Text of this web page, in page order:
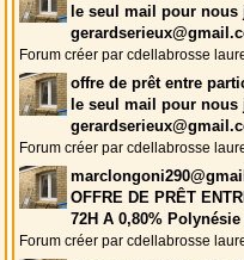
le seul mail pour nous
Forum créer par cdellabrosse
offre de prêt entre
le seul mail pour nous
Forum créer par cdellabrosse
OFFRE DE PRÊT
72H A 0,80%
Forum créer par cdellabrosse